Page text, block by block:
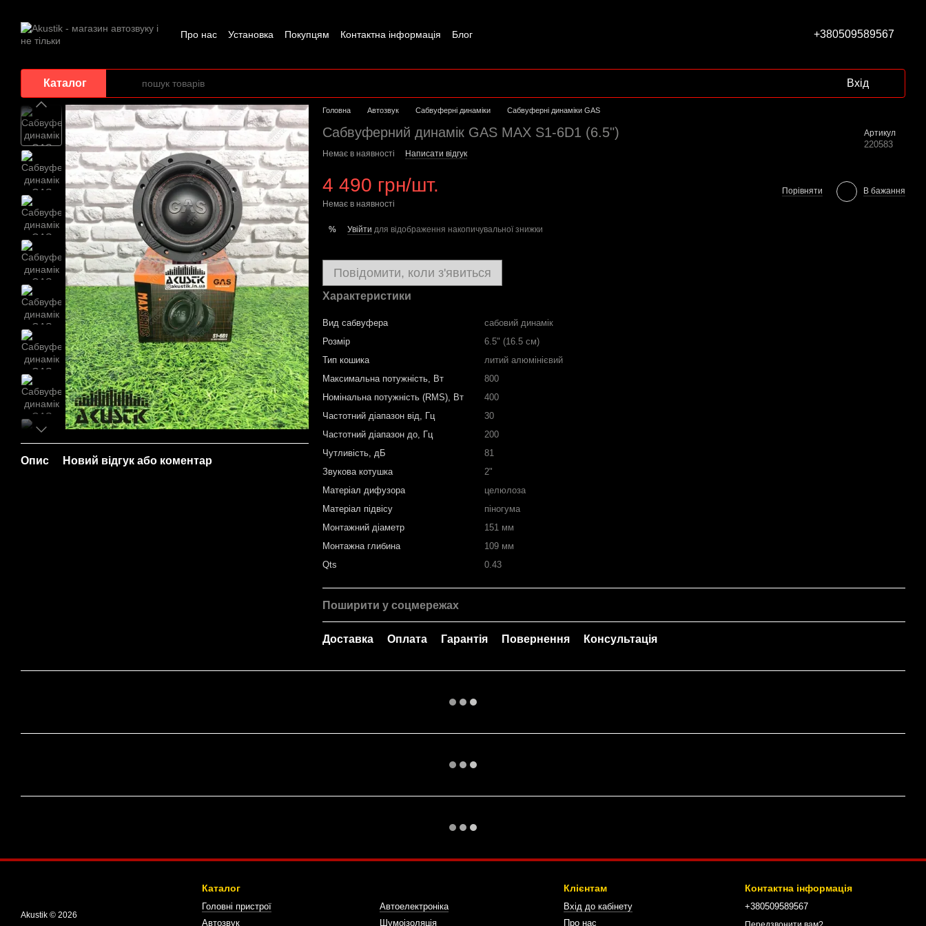
Про нас Установка Покупцям Контактна інформація Блог +380509589567
Каталог Вхід
Опис Новий відгук або коментар
Головна Автозвук Сабвуферні динаміки Сабвуферні динаміки GAS
Сабвуферний динамік GAS MAX S1-6D1 (6.5") Артикул
220583
Немає в наявності Написати відгук
4 490 грн/шт.
Немає в наявності
Порівняти В бажання
% Увійти для відображення накопичувальної знижки
Повідомити, коли з'явиться
Характеристики
Вид сабвуфера
сабовий динамік
Розмір
6.5" (16.5 см)
Тип кошика
литий алюмінієвий
Максимальна потужність, Вт
800
Номінальна потужність (RMS), Вт
400
Частотний діапазон від, Гц
30
Частотний діапазон до, Гц
200
Чутливість, дБ
81
Звукова котушка
2"
Матеріал дифузора
целюлоза
Матеріал підвісу
піногума
Монтажний діаметр
151 мм
Монтажна глибина
109 мм
Qts
0.43
Поширити у соцмережах
Доставка Оплата Гарантія Повернення Консультація
Akustik © 2026
Каталог
Головні пристрої
Автозвук
Автоелектроніка
Шумоізоляція
Клієнтам
Вхід до кабінету
Про нас
Контактна інформація
+380509589567